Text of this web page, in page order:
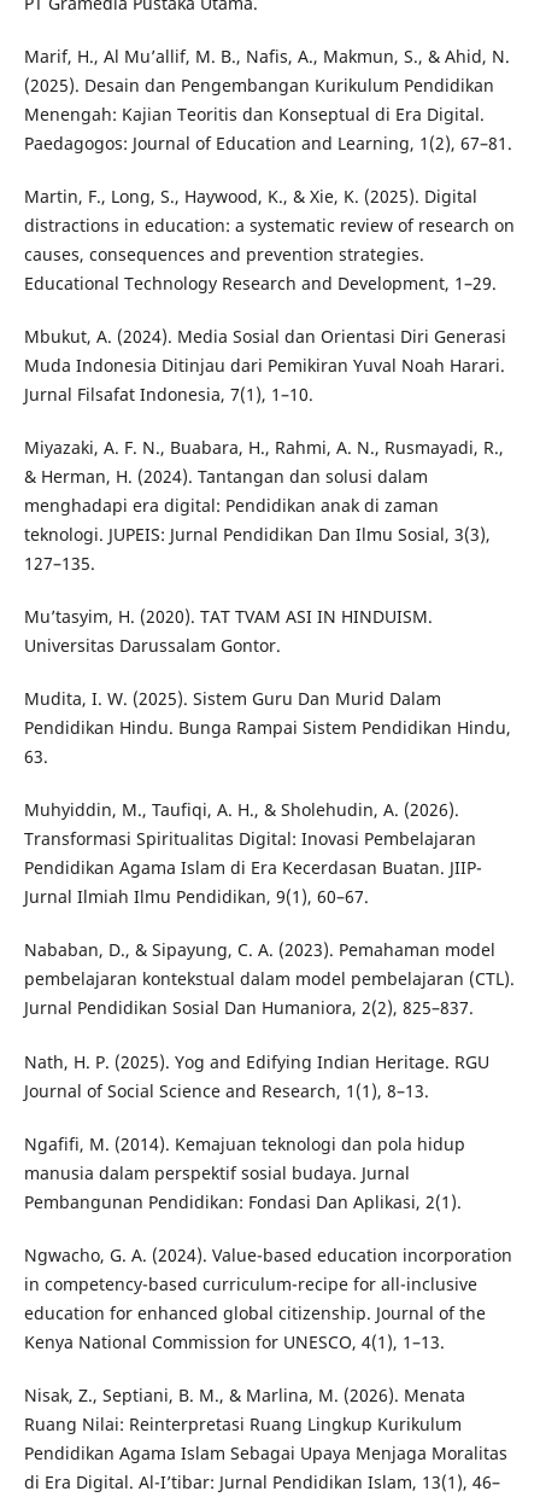
Marif, H., Al Mu’allif, M. B., Nafis, A., Makmun, S., & Ahid, N.
(2025). Desain dan Pengembangan Kurikulum Pendidikan
Menengah: Kajian Teoritis dan Konseptual di Era Digital.
Paedagogos: Journal of Education and Learning, 1(2), 67–81.
Martin, F., Long, S., Haywood, K., & Xie, K. (2025). Digital
distractions in education: a systematic review of research on
causes, consequences and prevention strategies.
Educational Technology Research and Development, 1–29.
Mbukut, A. (2024). Media Sosial dan Orientasi Diri Generasi
Muda Indonesia Ditinjau dari Pemikiran Yuval Noah Harari.
Jurnal Filsafat Indonesia, 7(1), 1–10.
Miyazaki, A. F. N., Buabara, H., Rahmi, A. N., Rusmayadi, R.,
& Herman, H. (2024). Tantangan dan solusi dalam
menghadapi era digital: Pendidikan anak di zaman
teknologi. JUPEIS: Jurnal Pendidikan Dan Ilmu Sosial, 3(3),
127–135.
Mu’tasyim, H. (2020). TAT TVAM ASI IN HINDUISM.
Universitas Darussalam Gontor.
Mudita, I. W. (2025). Sistem Guru Dan Murid Dalam
Pendidikan Hindu. Bunga Rampai Sistem Pendidikan Hindu,
63.
Muhyiddin, M., Taufiqi, A. H., & Sholehudin, A. (2026).
Transformasi Spiritualitas Digital: Inovasi Pembelajaran
Pendidikan Agama Islam di Era Kecerdasan Buatan. JIIP-
Jurnal Ilmiah Ilmu Pendidikan, 9(1), 60–67.
Nababan, D., & Sipayung, C. A. (2023). Pemahaman model
pembelajaran kontekstual dalam model pembelajaran (CTL).
Jurnal Pendidikan Sosial Dan Humaniora, 2(2), 825–837.
Nath, H. P. (2025). Yog and Edifying Indian Heritage. RGU
Journal of Social Science and Research, 1(1), 8–13.
Ngafifi, M. (2014). Kemajuan teknologi dan pola hidup
manusia dalam perspektif sosial budaya. Jurnal
Pembangunan Pendidikan: Fondasi Dan Aplikasi, 2(1).
Ngwacho, G. A. (2024). Value-based education incorporation
in competency-based curriculum-recipe for all-inclusive
education for enhanced global citizenship. Journal of the
Kenya National Commission for UNESCO, 4(1), 1–13.
Nisak, Z., Septiani, B. M., & Marlina, M. (2026). Menata
Ruang Nilai: Reinterpretasi Ruang Lingkup Kurikulum
Pendidikan Agama Islam Sebagai Upaya Menjaga Moralitas
di Era Digital. Al-I’tibar: Jurnal Pendidikan Islam, 13(1), 46–